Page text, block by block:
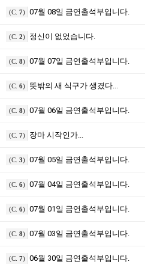
(C. 7) 07월 08일 금연출석부입니다.
(C. 2) 정신이 없었습니다.
(C. 8) 07월 07일 금연출석부입니다.
(C. 6) 뜻밖의 새 식구가 생겼다...
(C. 8) 07월 06일 금연출석부입니다.
(C. 7) 장마 시작인가...
(C. 3) 07월 05일 금연출석부입니다.
(C. 6) 07월 04일 금연출석부입니다.
(C. 6) 07월 01일 금연출석부입니다.
(C. 8) 07월 03일 금연출석부입니다.
(C. 7) 06월 30일 금연출석부입니다.